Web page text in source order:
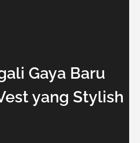
Gaya Baru
yang Stylish